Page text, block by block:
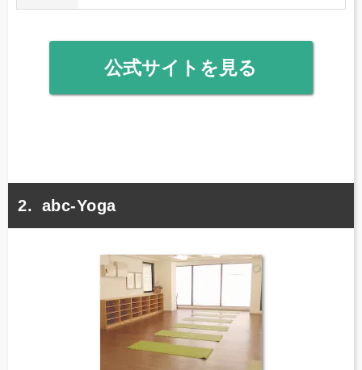
公式サイトを見る
abc-Yoga